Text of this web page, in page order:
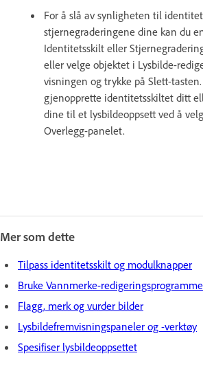
For å slå av synligheten til
stjernegraderingene dine kan du
Identitetsskilt eller
eller velge objektet i Lysbilde-
visningen og trykke på Slett-
gjenopprette identitetsskiltet ditt
dine til et lysbildeoppsett ved å
Overlegg-panelet.
Mer som dette
Tilpass identitetsskilt og modulknapper
Bruke Vannmerke-
Flagg, merk og vurder bilder
Lysbildefremvisningspaneler og -verktøy
Spesifiser lysbildeoppsettet